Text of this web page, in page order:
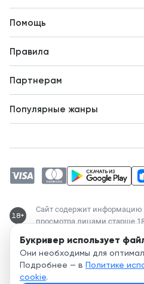
Букривер использует
Они необходимы для
Подробнее — в Политике
cookie.
Новости
Помощь
Правила
Партнерам
Популярные жанры
Магические академии
Современный любовный роман
Любовное фэнтези
18+
Сайт содержит информацию
просмотра лицами старше
Служба поддержки:
support@bookriver.ru